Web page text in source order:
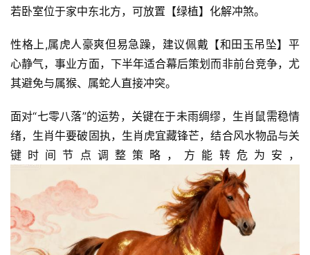
若卧室位于家中东北方，可放置【绿植】化解冲煞。
性格上,属虎人豪爽但易急躁，建议佩戴【和田玉吊坠】平
心静气，事业方面，下半年适合幕后策划而非前台竞争，尤
其避免与属猴、属蛇人直接冲突。
面对“七零八落”的运势，关键在于未雨绸缪，生肖鼠需稳情
绪，生肖牛要破固执，生肖虎宜藏锋芒，结合风水物品与关
键时间节点调整策略，方能转危为安，